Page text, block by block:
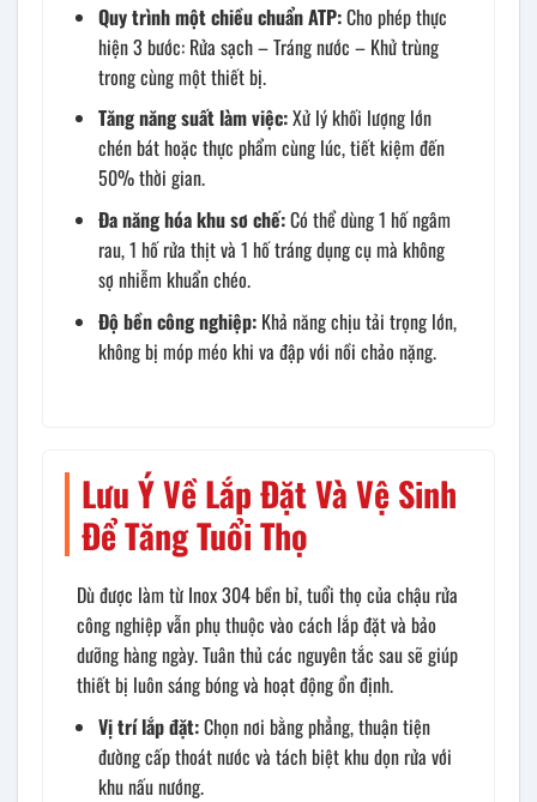
Quy trình một chiều chuẩn ATP:Cho phép thực
hiện 3 bước: Rửa sạch – Tráng nước – Khử trùng
trong cùng một thiết bị.
Tăng năng suất làm việc:Xử lý khối lượng lớn
chén bát hoặc thực phẩm cùng lúc, tiết kiệm đến
50% thời gian.
Đa năng hóa khu sơ chế:Có thể dùng 1 hố ngâm
rau, 1 hố rửa thịt và 1 hố tráng dụng cụ mà không
sợ nhiễm khuẩn chéo.
Độ bền công nghiệp: Khả năng chịu tải trọng lớn,
không bị móp méo khi va đập với nồi chảo nặng.
Lưu Ý Về Lắp Đặt Và Vệ Sinh
Để Tăng Tuổi Thọ
Dù được làm từ Inox 304 bền bỉ, tuổi thọ của chậu rửa
công nghiệp vẫn phụ thuộc vào cách lắp đặt và bảo
dưỡng hàng ngày. Tuân thủ các nguyên tắc sau sẽ giúp
thiết bị luôn sáng bóng và hoạt động ổn định.
Vị trí lắp đặt:Chọn nơi bằng phẳng, thuận tiện
đường cấp thoát nước và tách biệt khu dọn rửa với
khu nấu nướng.